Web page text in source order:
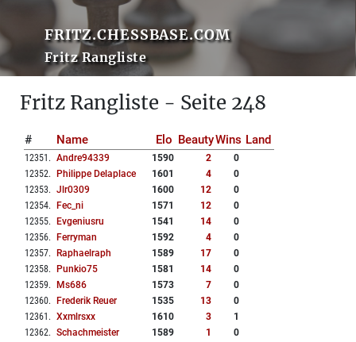
FRITZ.CHESSBASE.COM
Fritz Rangliste
Fritz Rangliste - Seite 248
# Name Elo BeautyWins Land
12351 . Andre94339 1590 2
0
12352. Philippe Delaplace 1601 4
0
12353. Jlr0309 1600 12
0
12354. Fec_ni 1571 12
0
12355. Evgeniusru 1541 14
0
12356. Ferryman 1592 4
0
12357. Raphaelraph 1589 17
0
12358. Punkio75 1581 14
0
12359. Ms686 1573 7
0
12360. Frederik Reuer 1535 13
0
12361 . Xxmlrsxx 1610 3
1
12362. Schachmeister 1589 1
0